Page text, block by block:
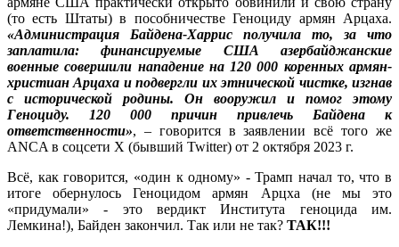
(то есть Штаты) в пособничестве Геноциду армян Арцаха.
«Администрация Байдена-Харрис получила то, за что
заплатила: финансируемые США азербайджанские
военные совершили нападение на 120 000 коренных армян-
христиан Арцаха и подвергли их этнической чистке, изгнав
с исторической родины. Он вооружил и помог этому
Геноциду. 120 000 причин привлечь Байдена к
ответственности», – говорится в заявлении всё того же
ANCA в соцсети X (бывший Twitter) от 2 октября 2023 г.
Всё, как говорится, «один к одному» - Трамп начал то, что в
итоге обернулось Геноцидом армян Арцха (не мы это
«придумали» - это вердикт Института геноцида им.
Лемкина!), Байден закончил. Так или не так? ТАК!!!